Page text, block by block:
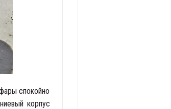
спокойно
корпус